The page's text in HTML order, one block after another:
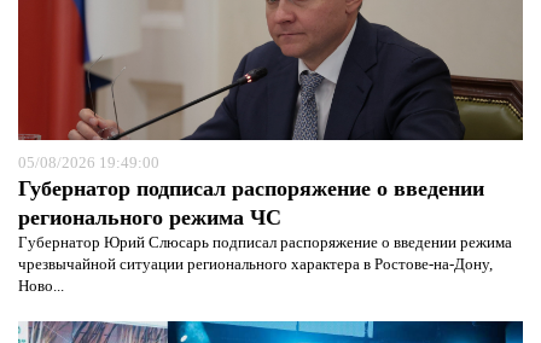
05/08/2026 19:49:00
Губернатор подписал распоряжение о введении
регионального режима ЧС
Губернатор Юрий Слюсарь подписал распоряжение о введении режима
чрезвычайной ситуации регионального характера в Ростове-на-Дону,
Ново...